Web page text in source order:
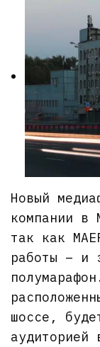
Новый
компании в
так как
работы – и
шоссе,